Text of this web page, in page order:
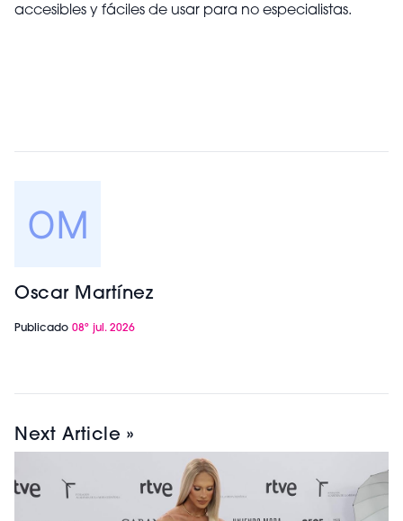
accesibles y fáciles de usar para no especialistas.
Oscar Martínez
Publicado 08º jul. 2026
Next Article »